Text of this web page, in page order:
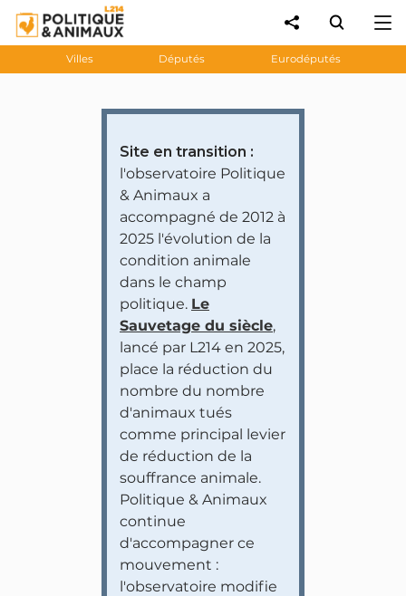
Villes Députés Eurodéputés
Site en transition :
l'observatoire Politique
& Animaux a
accompagné de 2012 à
2025 l'évolution de la
condition animale
dans le champ
politique. Le
Sauvetage du siècle,
lancé par L214 en 2025,
place la réduction du
nombre du nombre
d'animaux tués
comme principal levier
de réduction de la
souffrance animale.
Politique & Animaux
continue
d'accompagner ce
mouvement :
l'observatoire modifie